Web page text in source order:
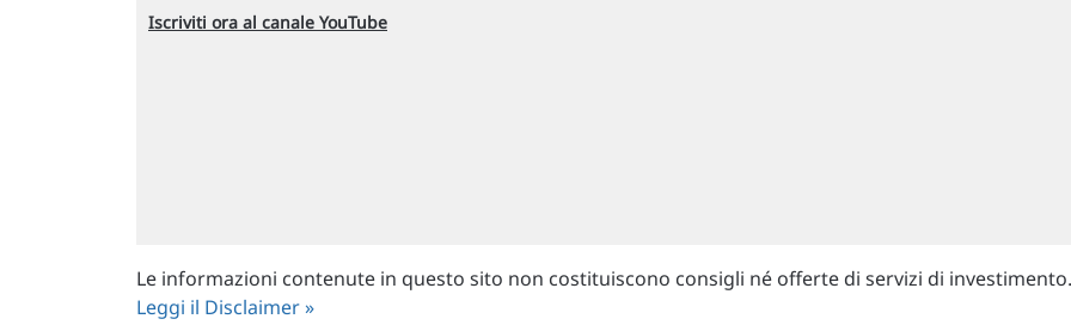
Iscriviti ora al canale YouTube
Le informazioni contenute in questo sito non costituiscono consigli né offerte di servizi di investimento.
Leggi il Disclaimer »